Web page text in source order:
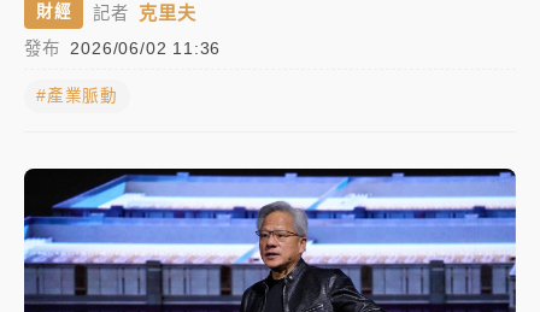
父親節泡湯了！中颱白海豚雨彈轟3天 「紅到發紫」降
雨熱區曝
暑假過三周才推「E宿新北打卡趣」！抽獎程序複雜 觀
旅局回應了
中信慈善基金會想增加董事人數！辜仲諒向法院聲請遭
駁 理由曝光
財經 記者 克里夫
發布 2026/06/02 11:36
#產業脈動